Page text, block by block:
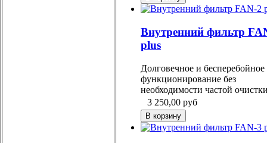
Внутренний фильтр
plus
Долговечное и бесперебойное
функционирование без
необходимости частой
3 250,00 руб